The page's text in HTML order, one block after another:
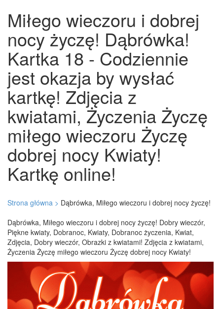
Miłego wieczoru i dobrej
nocy życzę! Dąbrówka!
Kartka 18 - Codziennie
jest okazja by wysłać
kartkę! Zdjęcia z
kwiatami, Życzenia Życzę
miłego wieczoru Życzę
dobrej nocy Kwiaty!
Kartkę online!
Strona główna > Dąbrówka, Miłego wieczoru i dobrej nocy życzę!
Dąbrówka, Miłego wieczoru i dobrej nocy życzę! Dobry wieczór,
Piękne kwiaty, Dobranoc, Kwiaty, Dobranoc życzenia, Kwiat,
Zdjęcia, Dobry wieczór, Obrazki z kwiatami! Zdjęcia z kwiatami,
Życzenia Życzę miłego wieczoru Życzę dobrej nocy Kwiaty!